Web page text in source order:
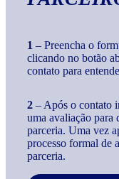
1 – Preencha o
clicando no botão
contato para
2 – Após o contato
uma avaliação para
parceria. Uma vez
processo formal de
parceria.